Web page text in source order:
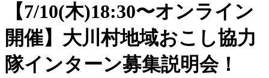
【7/10(木)18:30〜オンライン
開催】大川村地域おこし協力
隊インターン募集説明会！